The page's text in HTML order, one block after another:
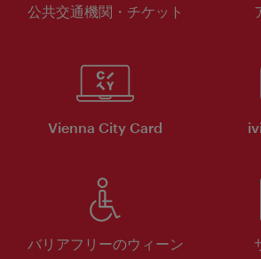
公共交通機関・チケット
Vienna City Card
バリアフリーのウィーン